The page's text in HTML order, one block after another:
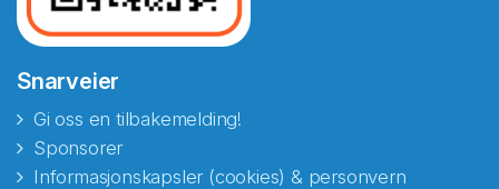
Snarveier
Gi oss en tilbakemelding!
Sponsorer
Informasjonskapsler (cookies) & personvern